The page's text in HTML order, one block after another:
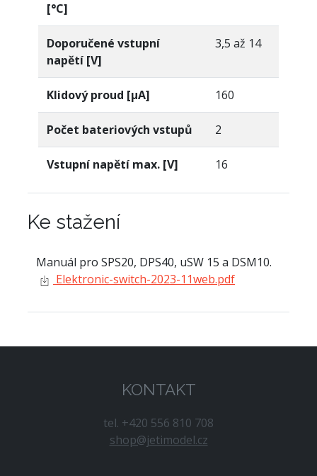
[°C]
Doporučené vstupní
napětí [V]
3,5 až 14
Klidový proud [µA] 160
Počet bateriových vstupů 2
Vstupní napětí max. [V] 16
Ke stažení
Manuál pro SPS20, DPS40, uSW 15 a DSM10.
Elektronic-switch-2023-11web.pdf
KONTAKT
tel. +420 556 810 708
shop@jetimodel.cz